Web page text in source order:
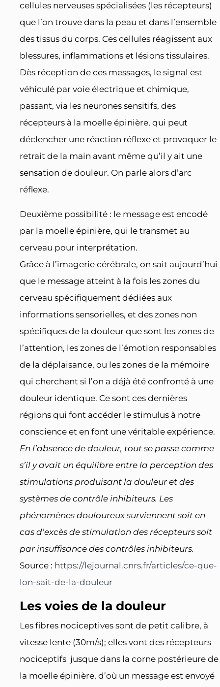
cellules nerveuses spécialisées (les récepteurs)
que l’on trouve dans la peau et dans l’ensemble
des tissus du corps. Ces cellules réagissent aux
blessures, inflammations et lésions tissulaires.
Dès réception de ces messages, le signal est
véhiculé par voie électrique et chimique,
passant, via les neurones sensitifs, des
récepteurs à la moelle épinière, qui peut
déclencher une réaction réflexe et provoquer le
retrait de la main avant même qu’il y ait une
sensation de douleur. On parle alors d’arc
réflexe.
Deuxième possibilité : le message est encodé
par la moelle épinière, qui le transmet au
cerveau pour interprétation.
Grâce à l’imagerie cérébrale, on sait aujourd’hui
que le message atteint à la fois les zones du
cerveau spécifiquement dédiées aux
informations sensorielles, et des zones non
spécifiques de la douleur que sont les zones de
l’attention, les zones de l’émotion responsables
de la déplaisance, ou les zones de la mémoire
qui cherchent si l’on a déjà été confronté à une
douleur identique. Ce sont ces dernières
régions qui font accéder le stimulus à notre
conscience et en font une véritable expérience.
En l’absence de douleur, tout se passe comme
s’il y avait un équilibre entre la perception des
stimulations produisant la douleur et des
systèmes de contrôle inhibiteurs. Les
phénomènes douloureux surviennent soit en
cas d’excès de stimulation des récepteurs soit
par insuffisance des contrôles inhibiteurs.
Source : https://lejournal.cnrs.fr/articles/ce-que-
lon-sait-de-la-douleur
Les voies de la douleur
Les fibres nociceptives sont de petit calibre, à
vitesse lente (30m/s); elles vont des récepteurs
nociceptifs jusque dans la corne postérieure de
la moelle épinière, d’où un message est envoyé